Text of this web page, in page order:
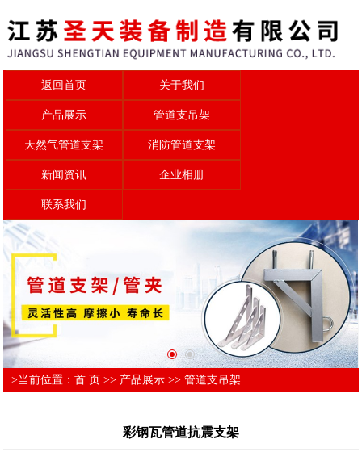
返回首页 关于我们
产品展示 管道支吊架
天然气管道支架 消防管道支架
新闻资讯 企业相册
联系我们
>当前位置：首 页 >> 产品展示 >>管道支吊架
彩钢瓦管道抗震支架